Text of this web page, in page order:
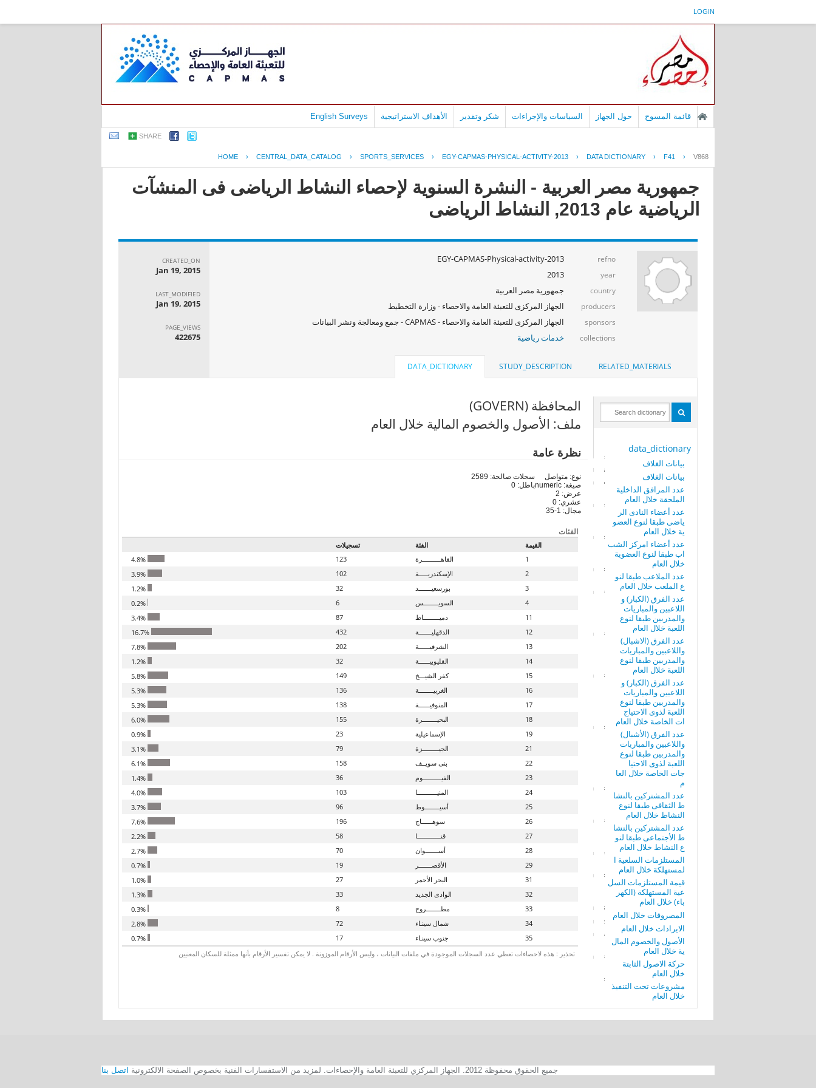
LOGIN
قائمة المسوح حول الجهاز السياسات والإجراءات شكر وتقدير الأهداف الاستراتيجية English Surveys
SHARE
HOME › CENTRAL_DATA_CATALOG › SPORTS_SERVICES › EGY-CAPMAS-PHYSICAL-ACTIVITY-2013 › DATA DICTIONARY › F41 › V868
جمهورية مصر العربية - النشرة السنوية لإحصاء النشاط الرياضى فى المنشآت
الرياضية عام 2013, النشاط الرياضى
refno
EGY-CAPMAS-Physical-activity-2013
year
2013
country جمهورية مصر العربية
producers الجهاز المركزى للتعبئة العامة والاحصاء - وزارة التخطيط
sponsors الجهاز المركزى للتعبئة العامة والاحصاء - CAPMAS - جمع ومعالجة ونشر البيانات
collections خدمات رياضية
CREATED_ON
Jan 19, 2015
LAST_MODIFIED
Jan 19, 2015
PAGE_VIEWS
422675
RELATED_MATERIALS
STUDY_DESCRIPTION
DATA_DICTIONARY
data_dictionary
بيانات الغلاف
بيانات الغلاف
عدد المرافق الداخلية
الملحقة خلال العام
عدد أعضاء النادى الر
ياضى طبقا لنوع العضو
ية خلال العام
عدد أعضاء امركز الشب
اب طبقا لنوع العضوية
خلال العام
عدد الملاعب طبقا لنو
ع الملعب خلال العام
عدد الفرق (الكبار) و
اللاعبين والمباريات
والمدربين طبقا لنوع
اللعبة خلال العام
عدد الفرق (الاشبال)
واللاعبين والمباريات
والمدربين طبقا لنوع
اللعبة خلال العام
عدد الفرق (الكبار) و
اللاعبين والمباريات
والمدربين طبقا لنوع
اللعبة لذوى الاحتياج
ات الخاصة خلال العام
عدد الفرق (الأشبال)
واللاعبين والمباريات
والمدربين طبقا لنوع
اللعبة لذوى الاحتيا
جات الخاصة خلال العا
م
عدد المشتركين بالنشا
ط الثقافى طبقا لنوع
النشاط خلال العام
عدد المشتركين بالنشا
ط الأجتماعى طبقا لنو
ع النشاط خلال العام
المستلزمات السلعية ا
لمستهلكة خلال العام
قيمة المستلزمات السل
عية المستهلكة (الكهر
باء) خلال العام
المصروفات خلال العام
الايرادات خلال العام
الأصول والخصوم المال
ية خلال العام
حركة الاصول الثابتة
خلال العام
مشروعات تحت التنفيذ
خلال العام
المحافظة (GOVERN)
ملف: الأصول والخصوم المالية خلال العام
نظرة عامة
نوع: متواصل
صيغة: numeric
عرض: 2
عشري: 0
مجال: 1-35
سجلات صالحة: 2589
باطل: 0
الفئات
القيمة الفئة
تسجيلات
1
القاهــــــــــرة 123
2
الإسكندريـــــة 102
3
بورسعيـــــــد 32
4
السويــــــــس 6
11
دميـــــــــاط 87
12
الدقهليـــــــة 432
13
الشرقيــــــة 202
14
القليوبيــــــة 32
15
كفر الشيـــخ 149
16
الغربيــــــــة 136
17
المنوفيــــــة 138
18
البحيــــــــرة 155
19
الإسماعيلية 23
21
الجيـــــــــزة 79
22
بنى سويــف 158
23
الفيــــــــــوم 36
24
المنيـــــــــــا 103
25
أسيــــــــوط 96
26
سوهــــــاج 196
27
قنـــــــــــــا 58
28
أســـــــوان 70
29
الأقصـــــــر 19
31
البحر الأحمر 27
32
الوادى الجديد 33
33
مطــــــــروح 8
34
شمال سينـاء 72
35
جنوب سينـاء 17
تحذير : هذه لاحصاءات تعطي عدد السجلات الموجودة في ملفات البيانات ، وليس الأرقام الموزونة . لا يمكن تفسير الأرقام بأنها ممثلة للسكان المعنيين
جميع الحقوق محفوظة 2012. الجهاز المركزي للتعبئة العامة والإحصاءات. لمزيد من الاستفسارات الفنية بخصوص الصفحة الالكترونية اتصل بنا